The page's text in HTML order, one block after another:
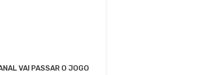
VAI PASSAR O JOGO